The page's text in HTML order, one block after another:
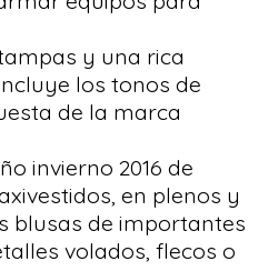
y una rica
los tonos de
de la marca
invierno 2016 de
en plenos y
blusas de importantes
volados, flecos o